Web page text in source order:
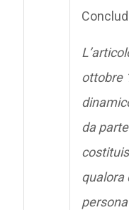
ottobre
da
qualora